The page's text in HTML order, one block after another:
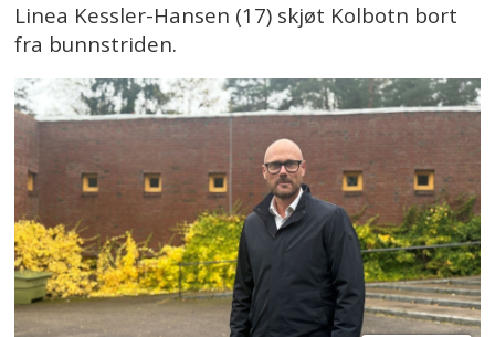
Linea Kessler-Hansen (17) skjøt Kolbotn bort
fra bunnstriden.